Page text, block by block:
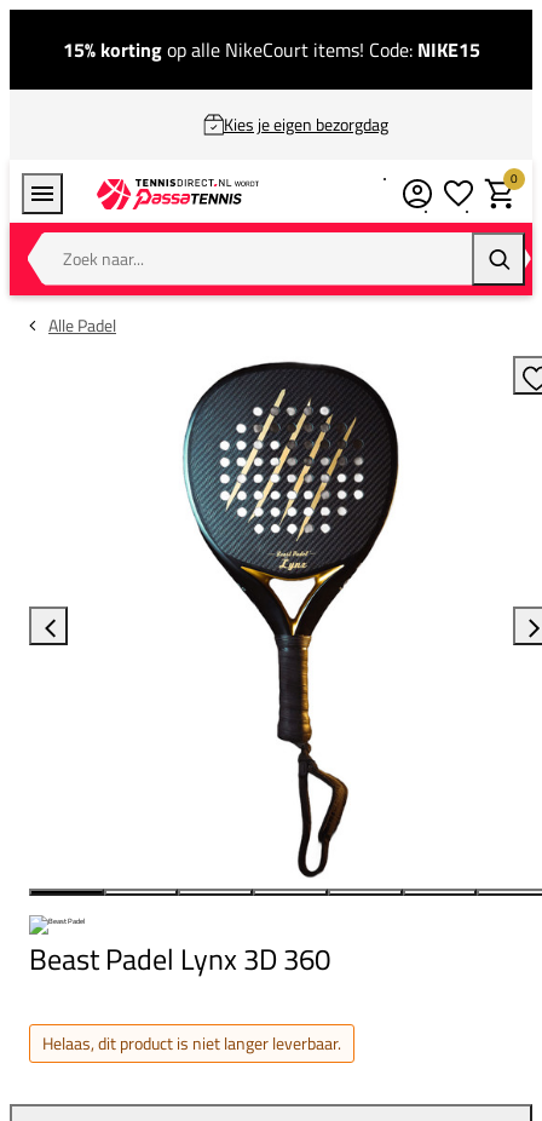
15% kortingop alle NikeCourt items! Code: NIKE15
Kies je eigen bezorgdag
Zoek naar...
0
Alle Padel
Beast Padel Lynx 3D 360
Helaas, dit product is niet langer leverbaar.